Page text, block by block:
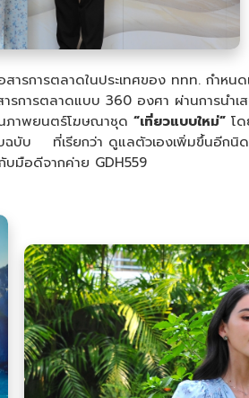
สารการตลาดในประเทศของ ททท. กำห
รตลาดแบบ 360 องศา ผ่านการนำเ
ภาพยนตร์โฆษณาชุด “เที่ยวแบบใหม่” โ
ฉบับ ที่เรียกว่า ดูแลตัวเองเพิ่มขึ้นอีก
มือดีจากค่าย GDH559